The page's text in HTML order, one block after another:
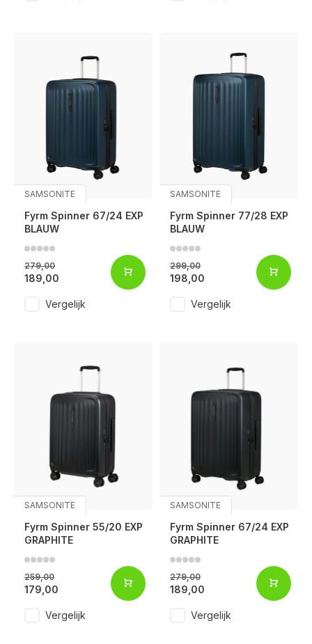
SAMSONITE
Fyrm Spinner 67/24 EXP
BLAUW
279,00
189,00
Vergelijk
SAMSONITE
Fyrm Spinner 77/28 EXP
BLAUW
299,00
198,00
Vergelijk
SAMSONITE
Fyrm Spinner 55/20 EXP
GRAPHITE
259,00
179,00
Vergelijk
SAMSONITE
Fyrm Spinner 67/24 EXP
GRAPHITE
279,00
189,00
Vergelijk